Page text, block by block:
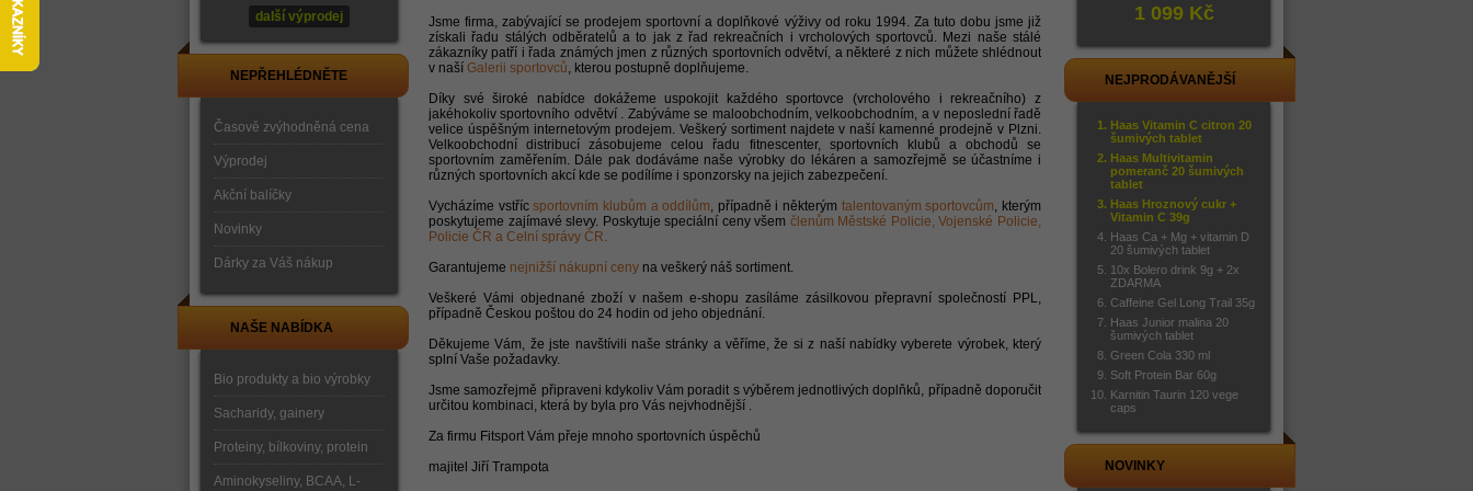
Jsme firma, zabývající se prodejem sportovní a doplňkové výživy od roku 1994. Za tuto dobu jsme již
získali řadu stálých odběratelů a to jak z řad rekreačních i vrcholových sportovců. Mezi naše stálé
zákazníky patří i řada známých jmen z různých sportovních odvětví, a některé z nich můžete shlédnout
v naší Galerii sportovců, kterou postupně doplňujeme.
Díky své široké nabídce dokážeme uspokojit každého sportovce (vrcholového i rekreačního) z
jakéhokoliv sportovního odvětví . Zabýváme se maloobchodním, velkoobchodním, a v neposlední řadě
velice úspěšným internetovým prodejem. Veškerý sortiment najdete v naší kamenné prodejně v Plzni.
Velkoobchodní distribucí zásobujeme celou řadu fitnescenter, sportovních klubů a obchodů se
sportovním zaměřením. Dále pak dodáváme naše výrobky do lékáren a samozřejmě se účastníme i
různých sportovních akcí kde se podílíme i sponzorsky na jejich zabezpečení.
Vycházíme vstřícsportovním klubům a oddílům, případně i některým talentovaným sportovcům, kterým
poskytujeme zajímavé slevy. Poskytuje speciální ceny všem členům Městské Policie, Vojenské Policie,
Policie ČR a Celní správy ČR.
Garantujeme nejnižší nákupní ceny na veškerý náš sortiment.
Veškeré Vámi objednané zboží v našem e-shopu zasíláme zásilkovou přepravní společností PPL,
případně Českou poštou do 24 hodin od jeho objednání.
Děkujeme Vám, že jste navštívili naše stránky a věříme, že si z naší nabídky vyberete výrobek, který
splní Vaše požadavky.
Jsme samozřejmě připraveni kdykoliv Vám poradit s výběrem jednotlivých doplňků, případně doporučit
určitou kombinaci, která by byla pro Vás nejvhodnější .
Za firmu Fitsport Vám přeje mnoho sportovních úspěchů
majitel Jiří Trampota
další výprodej
NEPŘEHLÉDNĚTE
Časově zvýhodněná cena
Výprodej
Akční balíčky
Novinky
Dárky za Váš nákup
NAŠE NABÍDKA
Bio produkty a bio výrobky
Sacharidy, gainery
Proteiny, bílkoviny, protein
Aminokyseliny, BCAA, L-
1 099 Kč
NEJPRODÁVANĚJŠÍ
Haas Vitamin C citron 20
šumivých tablet
Haas Multivitamin
pomeranč 20 šumivých
tablet
Haas Hroznový cukr +
Vitamin C 39g
Haas Ca + Mg + vitamin D
20 šumivých tablet
10x Bolero drink 9g + 2x
ZDARMA
Caffeine Gel Long Trail 35g
Haas Junior malina 20
šumivých tablet
Green Cola 330 ml
Soft Protein Bar 60g
Karnitin Taurin 120 vege
caps
NOVINKY